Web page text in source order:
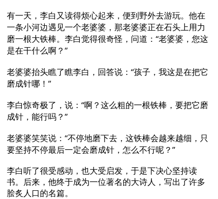
有一天，李白又读得烦心起来，便到野外去游玩。他在
一条小河边遇见一个老婆婆，那老婆婆正在石头上用力
磨一根大铁棒。李白觉得很奇怪，问道：“老婆婆，您这
是在干什么啊？”
老婆婆抬头瞧了瞧李白，回答说：“孩子，我这是在把它
磨成针哪！”
李白惊奇极了，说：“啊？这么粗的一根铁棒，要把它磨
成针，能行吗？”
老婆婆笑笑说：“不停地磨下去，这铁棒会越来越细，只
要坚持不停最后一定会磨成针，怎么不行呢？”
李白听了很受感动，也大受启发，于是下决心坚持读
书。后来，他终于成为一位著名的大诗人，写出了许多
脍炙人口的名篇。